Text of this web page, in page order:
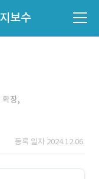
보수
확장,
등록 일자 2024.12.06.